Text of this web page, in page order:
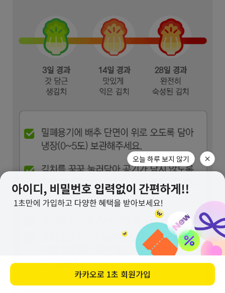
오늘 하루 보지 않기
카카오로 1초 회원가입